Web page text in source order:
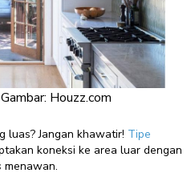
Houzz.com
luas? Jangan khawatir! Tipe
koneksi ke area luar dengan
menawan.